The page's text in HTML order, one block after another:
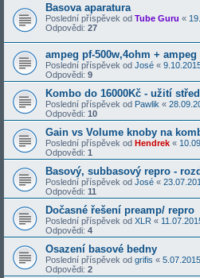
Basova aparatura
Poslední příspěvek od Tube Guru «
Odpovědi: 27
ampeg pf-500w,4ohm + ampeg
Poslední příspěvek od José «
Odpovědi: 9
Kombo do 16000Kč - užití
Poslední příspěvek od Pawlik «
Odpovědi: 10
Gain vs Volume knoby na
Poslední příspěvek od Hendrek «
Odpovědi: 1
Basový, subbasový repro -
Poslední příspěvek od José «
Odpovědi: 11
Dočasné řešení preamp/ repro
Poslední příspěvek od XLR «
Odpovědi: 4
Osazení basové bedny
Poslední příspěvek od grifis «
Odpovědi: 2